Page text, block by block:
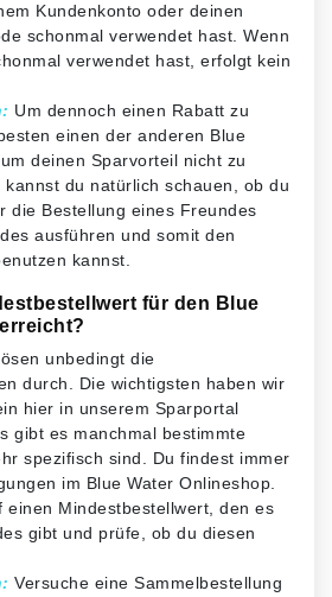
Kundenkonto oder deinen
schonmal verwendet hast. Wenn
verwendet hast, erfolgt kein
Um dennoch einen Rabatt zu
einen der anderen Blue
deinen Sparvorteil nicht zu
du natürlich schauen, ob du
die Bestellung eines Freundes
ausführen und somit den
kannst.
für den Blue
unbedingt die
durch. Die wichtigsten haben wir
hier in unserem Sparportal
gibt es manchmal bestimmte
spezifisch sind. Du findest immer
im Blue Water Onlineshop.
einen Mindestbestellwert, den es
gibt und prüfe, ob du diesen
Versuche eine Sammelbestellung